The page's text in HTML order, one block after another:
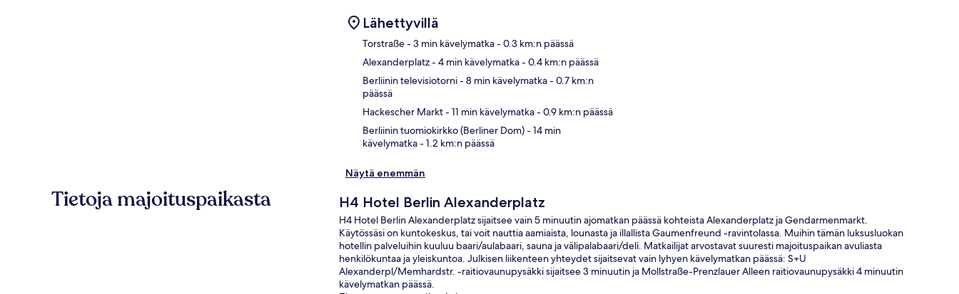
Lähettyvillä
Torstraße- 3 min kävelymatka- 0.3 km:n päässä
Alexanderplatz- 4 min kävelymatka- 0.4 km:n päässä
Berliinin televisiotorni- 8 min kävelymatka- 0.7 km:n
päässä
Hackescher Markt- 11 min kävelymatka- 0.9 km:n päässä
Berliinin tuomiokirkko (Berliner Dom)- 14 min
kävelymatka- 1.2 km:n päässä
Näytä enemmän
Tietoja majoituspaikasta H4 Hotel Berlin Alexanderplatz
H4 Hotel Berlin Alexanderplatz sijaitsee vain 5 minuutin ajomatkan päässä kohteista Alexanderplatz ja Gendarmenmarkt.
Käytössäsi on kuntokeskus, tai voit nauttia aamiaista, lounasta ja illallista Gaumenfreund -ravintolassa. Muihin tämän luksusluokan
hotellin palveluihin kuuluu baari/aulabaari, sauna ja välipalabaari/deli. Matkailijat arvostavat suuresti majoituspaikan avuliasta
henkilökuntaa ja yleiskuntoa. Julkisen liikenteen yhteydet sijaitsevat vain lyhyen kävelymatkan päässä: S+U
Alexanderpl/Memhardstr. -raitiovaunupysäkki sijaitsee 3 minuutin ja Mollstraße-Prenzlauer Alleen raitiovaunupysäkki 4 minuutin
kävelymatkan päässä.